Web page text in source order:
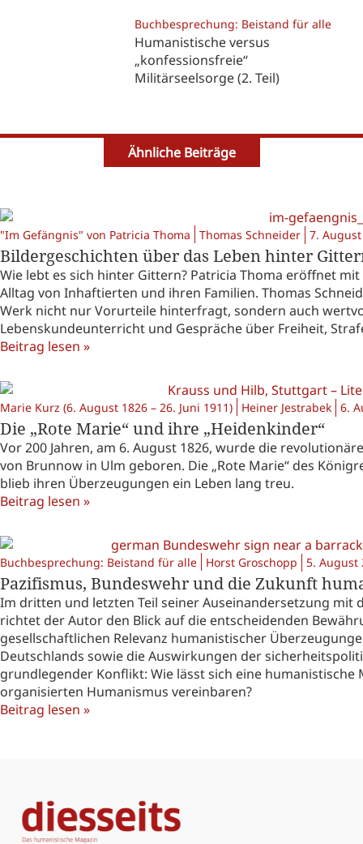
Buchbesprechung: Beistand für alle
Humanistische versus
„konfessionsfreie“
Militärseelsorge (2. Teil)
Ähnliche Beiträge
"Im Gefängnis" von Patricia Thoma Thomas Schneider 7.
Bildergeschichten über das Leben hinter
Wie lebt es sich hinter Gittern? Patricia Thoma eröffnet
Alltag von Inhaftierten und ihren Familien. Thomas
Werk nicht nur Vorurteile hinterfragt, sondern auch
Lebenskundeunterricht und Gespräche über Freiheit,
Beitrag lesen »
Marie Kurz (6. August 1826 – 26. Juni 1911) Heiner Jestrabek 6.
Die „Rote Marie“ und ihre „Heidenkinder“
Vor 200 Jahren, am 6. August 1826, wurde die
von Brunnow in Ulm geboren. Die „Rote Marie“ des
blieb ihren Überzeugungen ein Leben lang treu.
Beitrag lesen »
Buchbesprechung: Beistand für alle Horst Groschopp 5. August
Pazifismus, Bundeswehr und die Zukunft
Im dritten und letzten Teil seiner Auseinandersetzung
richtet der Autor den Blick auf die entscheidenden
gesellschaftlichen Relevanz humanistischer
Deutschlands sowie die Auswirkungen der
grundlegender Konflikt: Wie lässt sich eine
organisierten Humanismus vereinbaren?
Beitrag lesen »